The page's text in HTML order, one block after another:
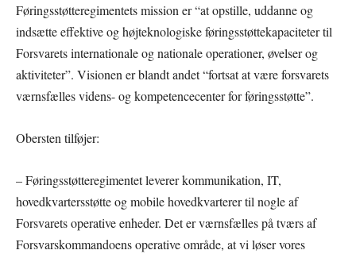
Føringsstøtteregimentets mission er “at opstille, uddanne og
indsætte effektive og højteknologiske føringsstøttekapaciteter til
Forsvarets internationale og nationale operationer, øvelser og
aktiviteter”. Visionen er blandt andet “fortsat at være forsvarets
værnsfælles videns- og kompetencecenter for føringsstøtte”.
Obersten tilføjer:
– Føringsstøtteregimentet leverer kommunikation, IT,
hovedkvartersstøtte og mobile hovedkvarterer til nogle af
Forsvarets operative enheder. Det er værnsfælles på tværs af
Forsvarskommandoens operative område, at vi løser vores